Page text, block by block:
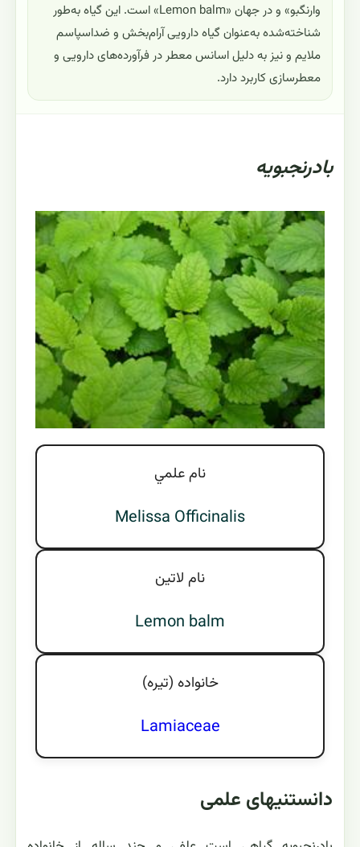
وارنگبو» و در جهان «Lemon balm» است. این گیاه به‌طور
شناخته‌شده به‌عنوان گیاه دارویی آرام‌بخش و ضداسپاسم
ملایم و نیز به دلیل اسانس معطر در فرآورده‌های دارویی و
معطرسازی کاربرد دارد.
بادرنجبویه
نام علمي
Melissa Officinalis
نام لاتين
Lemon balm
خانواده (تيره)
Lamiaceae
دانستنیهای علمی